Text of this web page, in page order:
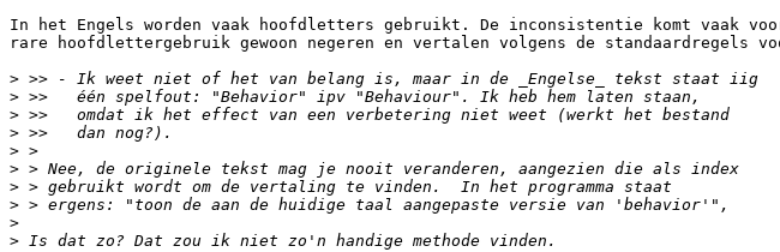
In het Engels worden vaak hoofdletters gebruikt. De inconsistentie komt vaak
rare hoofdlettergebruik gewoon negeren en vertalen volgens de standaardregels
>
>
>
>
>
>
>
>
>
>